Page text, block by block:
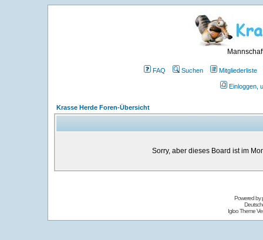
FAQ Suchen Mitgliederliste
Einloggen,
Krasse Herde Foren-Übersicht
Sorry, aber dieses Board ist im
Powered by
Igloo Theme